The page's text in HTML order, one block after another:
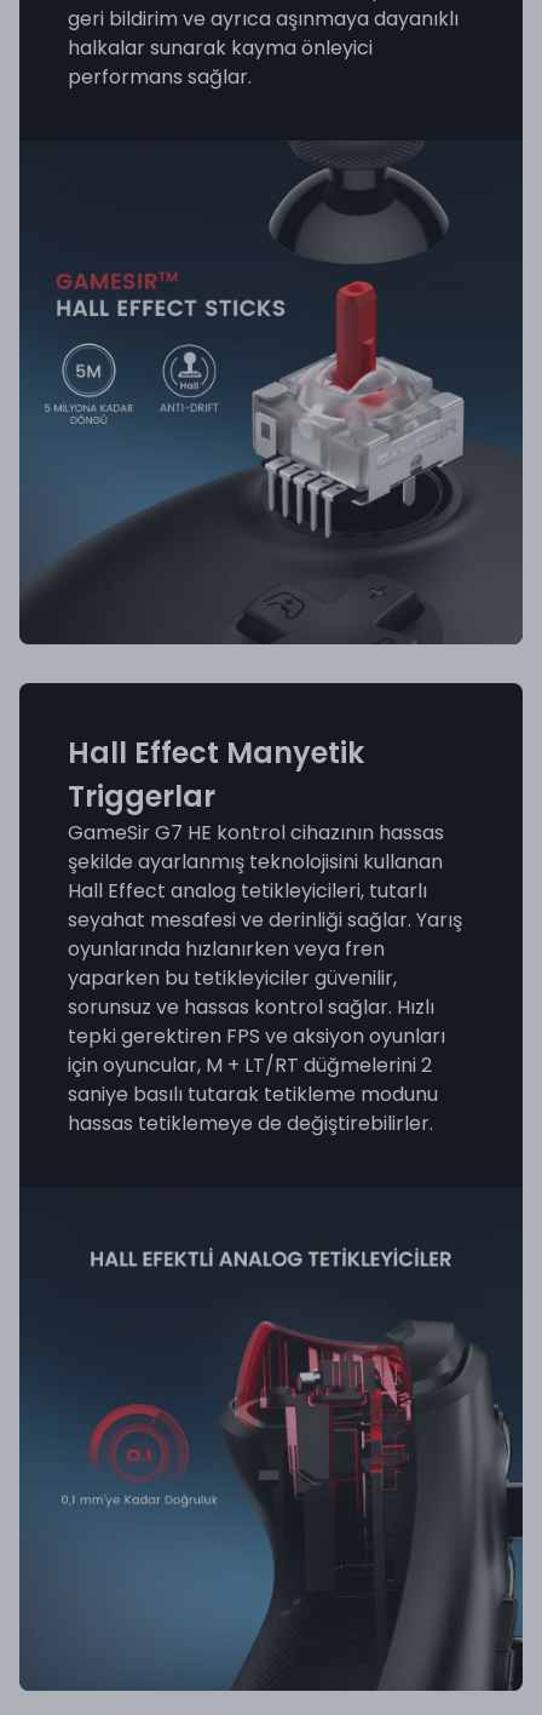
geri bildirim ve ayrıca aşınmaya dayanıklı
halkalar sunarak kayma önleyici
performans sağlar.
Hall Effect Manyetik
Triggerlar
GameSir G7 HE kontrol cihazının hassas
şekilde ayarlanmış teknolojisini kullanan
Hall Effect analog tetikleyicileri, tutarlı
seyahat mesafesi ve derinliği sağlar. Yarış
oyunlarında hızlanırken veya fren
yaparken bu tetikleyiciler güvenilir,
sorunsuz ve hassas kontrol sağlar. Hızlı
tepki gerektiren FPS ve aksiyon oyunları
için oyuncular, M + LT/RT düğmelerini 2
saniye basılı tutarak tetikleme modunu
hassas tetiklemeye de değiştirebilirler.